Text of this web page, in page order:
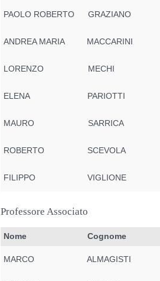
PAOLO ROBERTO GRAZIANO
ANDREA MARIA MACCARINI
LORENZO MECHI
ELENA PARIOTTI
MAURO SARRICA
ROBERTO SCEVOLA
FILIPPO VIGLIONE
Professore Associato
Nome Cognome
MARCO ALMAGISTI